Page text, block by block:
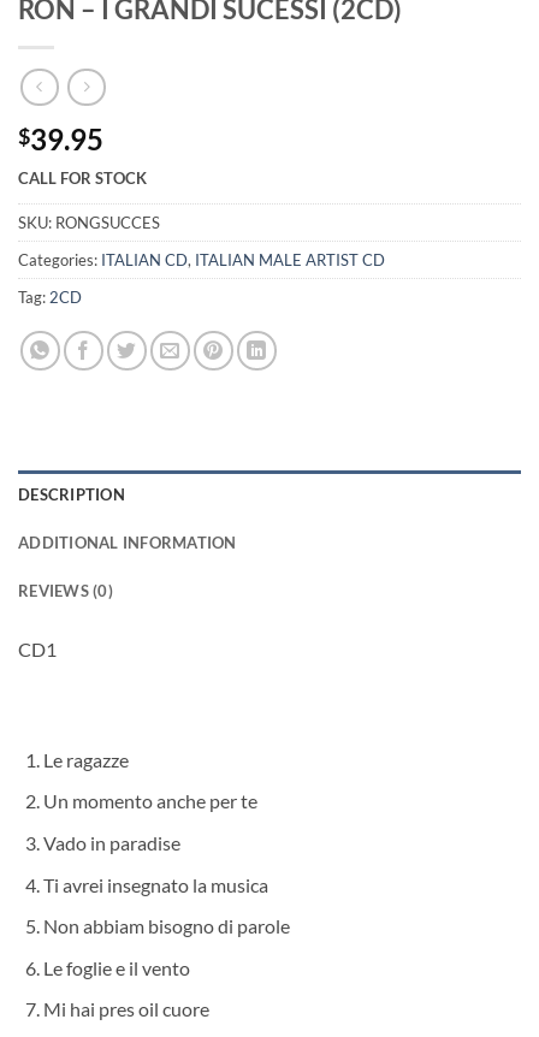
RON – I GRANDI SUCESSI (2CD)
$39.95
CALL FOR STOCK
SKU: RONGSUCCES
Categories: ITALIAN CD, ITALIAN MALE ARTIST CD
Tag:2CD
DESCRIPTION
ADDITIONAL INFORMATION
REVIEWS (0)
CD1
Le ragazze
Un momento anche per te
Vado in paradise
Ti avrei insegnato la musica
Non abbiam bisogno di parole
Le foglie e il vento
Mi hai pres oil cuore